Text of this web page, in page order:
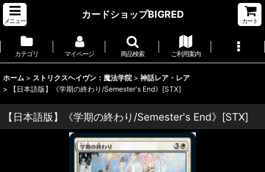
メニュー
カードショップBIGRED
カート
カテゴリ マイページ 商品検索 ご利用案内
ホーム > ストリクスヘイヴン：魔法学院 > 神話レア・レア
>
【日本語版】《学期の終わり/Semester's End》[STX]
【日本語版】《学期の終わり/Semester's End》[STX]